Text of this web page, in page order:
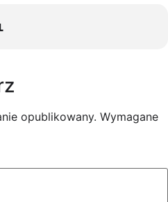
opublikowany. Wymagane